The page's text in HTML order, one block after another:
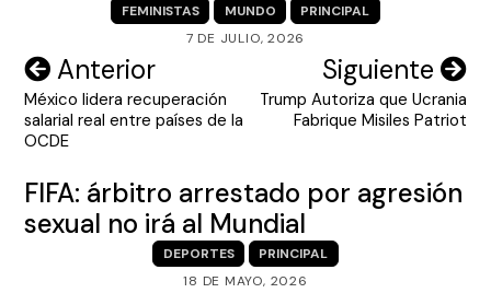
VIDEOS
FEMINISTAS MUNDO
PRINCIPAL
7 DE JULIO, 2026
Navegación
de
entradas
Anterior
México lidera recuperación
salarial real entre países de la
OCDE
Siguiente
Trump Autoriza que Ucrania
Fabrique Misiles Patriot
FIFA: árbitro arrestado por agresión
sexual no irá al Mundial
DEPORTES
PRINCIPAL
18 DE MAYO, 2026